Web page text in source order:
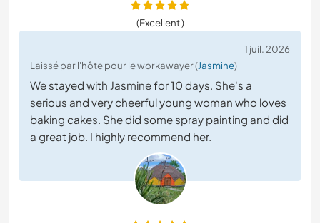
(Excellent )
1 juil. 2026
Laissé par l'hôte pour le workawayer (Jasmine)
We stayed with Jasmine for 10 days. She's a
serious and very cheerful young woman who loves
baking cakes. She did some spray painting and did
a great job. I highly recommend her.